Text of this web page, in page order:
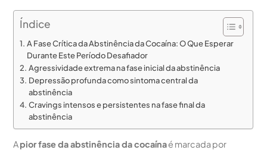
Índice
A Fase Crítica da Abstinência da Cocaína: O Que Esperar
Durante Este Período Desafiador
Agressividade extrema na fase inicial da abstinência
Depressão profunda como sintoma central da
abstinência
Cravings intensos e persistentes na fase final da
abstinência
Apior fase da abstinência da cocaínaé marcada por